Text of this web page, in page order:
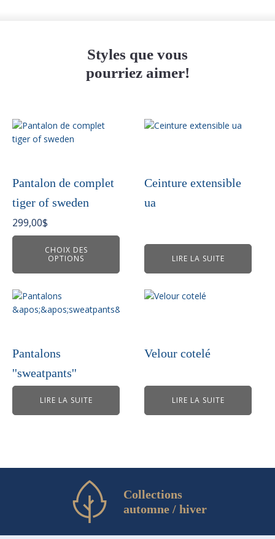
Styles que vous
pourriez aimer!
Pantalon de complet
tiger of sweden
299,00$
CHOIX DES
OPTIONS
Ce
produit
variations.
options
peuvent
être
la
page
du
produit
Ceinture extensible
ua
LIRE LA SUITE
Pantalons
''sweatpants''
LIRE LA SUITE
Velour cotelé
LIRE LA SUITE
Collections
automne / hiver